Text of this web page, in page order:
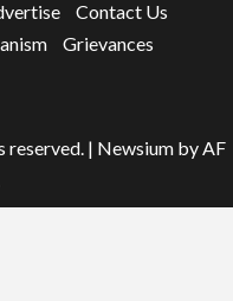
Contact Us
Grievances
| Newsiumby AF